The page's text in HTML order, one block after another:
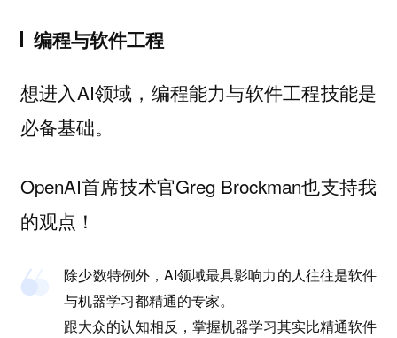
编程与软件工程
想进入AI领域，编程能力与软件工程技能是
必备基础。
OpenAI首席技术官Greg Brockman也支持我
的观点！
除少数特例外，AI领域最具影响力的人往往是软件
与机器学习都精通的专家。
跟大众的认知相反，掌握机器学习其实比精通软件